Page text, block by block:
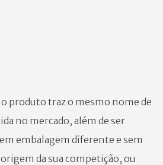
produto traz o mesmo nome de
no mercado, além de ser
embalagem diferente e sem
da sua competição, ou